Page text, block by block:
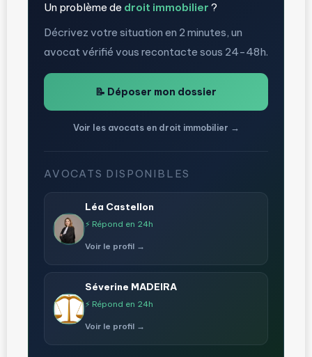
Un problème de droit immobilier ?
Décrivez votre situation en 2 minutes, un
avocat vérifié vous recontacte sous 24-48h.
📝 Déposer mon dossier
Voir les avocats en droit immobilier →
AVOCATS DISPONIBLES
Léa Castellon
⚡ Répond en 24h
Voir le profil →
Séverine MADEIRA
⚡ Répond en 24h
Voir le profil →